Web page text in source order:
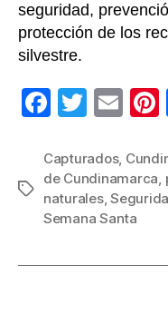
seguridad,
protección de los
silvestre.
F
c
e
b
o
T
tt
er
E
ail
Etiquetas
Capturados,
de Cundinamarca,
naturales,
Semana Santa